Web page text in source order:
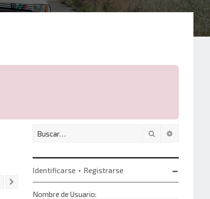
Siguiente
Buscar
Identificarse • Registrarse
Nombre de Usuario: